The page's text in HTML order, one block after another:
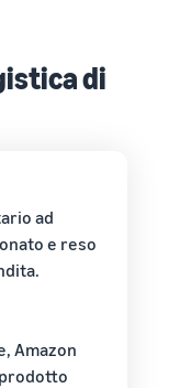
di
ad
e reso
Amazon